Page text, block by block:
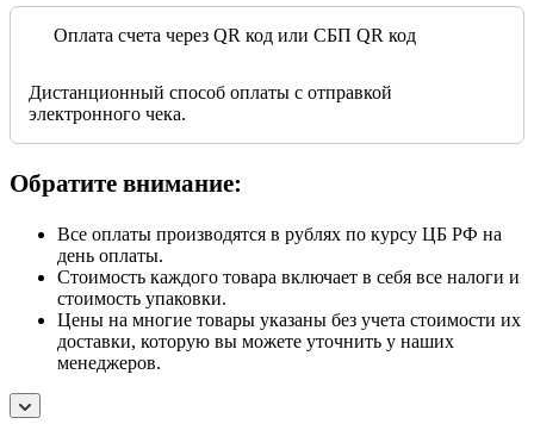
Оплата счета через QR код или СБП QR код
Дистанционный способ оплаты с отправкой
электронного чека.
Обратите внимание:
Все оплаты производятся в рублях по курсу ЦБ РФ на
день оплаты.
Стоимость каждого товара включает в себя все налоги и
стоимость упаковки.
Цены на многие товары указаны без учета стоимости их
доставки, которую вы можете уточнить у наших
менеджеров.